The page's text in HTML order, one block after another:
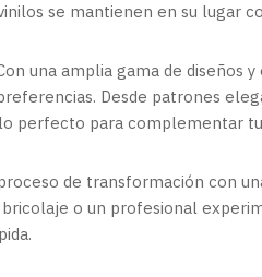
se mantienen en su lugar
una amplia gama de diseños
Desde patrones
perfecto para complementar
de transformación con
bricolaje o un profesional